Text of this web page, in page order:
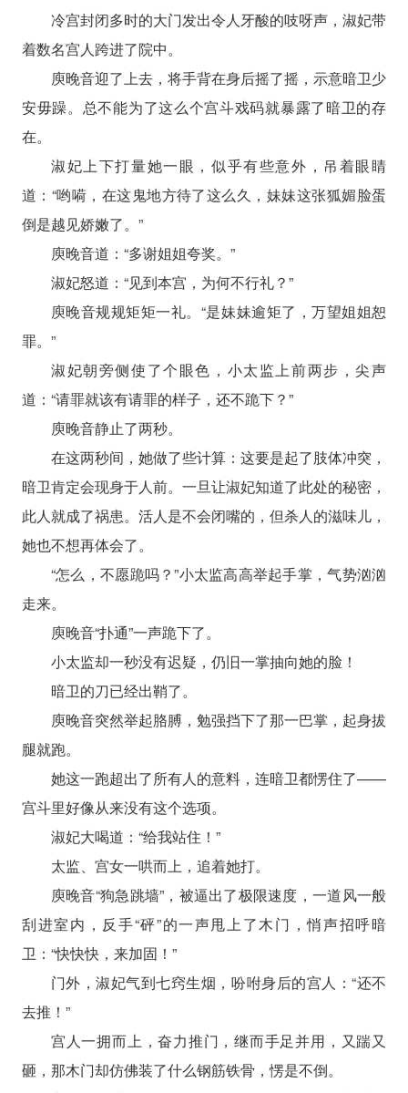
冷宫封闭多时的大门发出令人牙酸的吱呀声，淑妃带
着数名宫人跨进了院中。
庾晚音迎了上去，将手背在身后摇了摇，示意暗卫少
安毋躁。总不能为了这么个宫斗戏码就暴露了暗卫的存
在。
淑妃上下打量她一眼，似乎有些意外，吊着眼睛
道：“哟嗬，在这鬼地方待了这么久，妹妹这张狐媚脸蛋
倒是越见娇嫩了。”
庾晚音道：“多谢姐姐夸奖。”
淑妃怒道：“见到本宫，为何不行礼？”
庾晚音规规矩矩一礼。“是妹妹逾矩了，万望姐姐恕
罪。”
淑妃朝旁侧使了个眼色，小太监上前两步，尖声
道：“请罪就该有请罪的样子，还不跪下？”
庾晚音静止了两秒。
在这两秒间，她做了些计算：这要是起了肢体冲突，
暗卫肯定会现身于人前。一旦让淑妃知道了此处的秘密，
此人就成了祸患。活人是不会闭嘴的，但杀人的滋味儿，
她也不想再体会了。
“怎么，不愿跪吗？”小太监高高举起手掌，气势汹汹
走来。
庾晚音“扑通”一声跪下了。
小太监却一秒没有迟疑，仍旧一掌抽向她的脸！
暗卫的刀已经出鞘了。
庾晚音突然举起胳膊，勉强挡下了那一巴掌，起身拔
腿就跑。
她这一跑超出了所有人的意料，连暗卫都愣住了——
宫斗里好像从来没有这个选项。
淑妃大喝道：“给我站住！”
太监、宫女一哄而上，追着她打。
庾晚音“狗急跳墙”，被逼出了极限速度，一道风一般
刮进室内，反手“砰”的一声甩上了木门，悄声招呼暗
卫：“快快快，来加固！”
门外，淑妃气到七窍生烟，吩咐身后的宫人：“还不
去推！”
宫人一拥而上，奋力推门，继而手足并用，又踹又
砸，那木门却仿佛装了什么钢筋铁骨，愣是不倒。